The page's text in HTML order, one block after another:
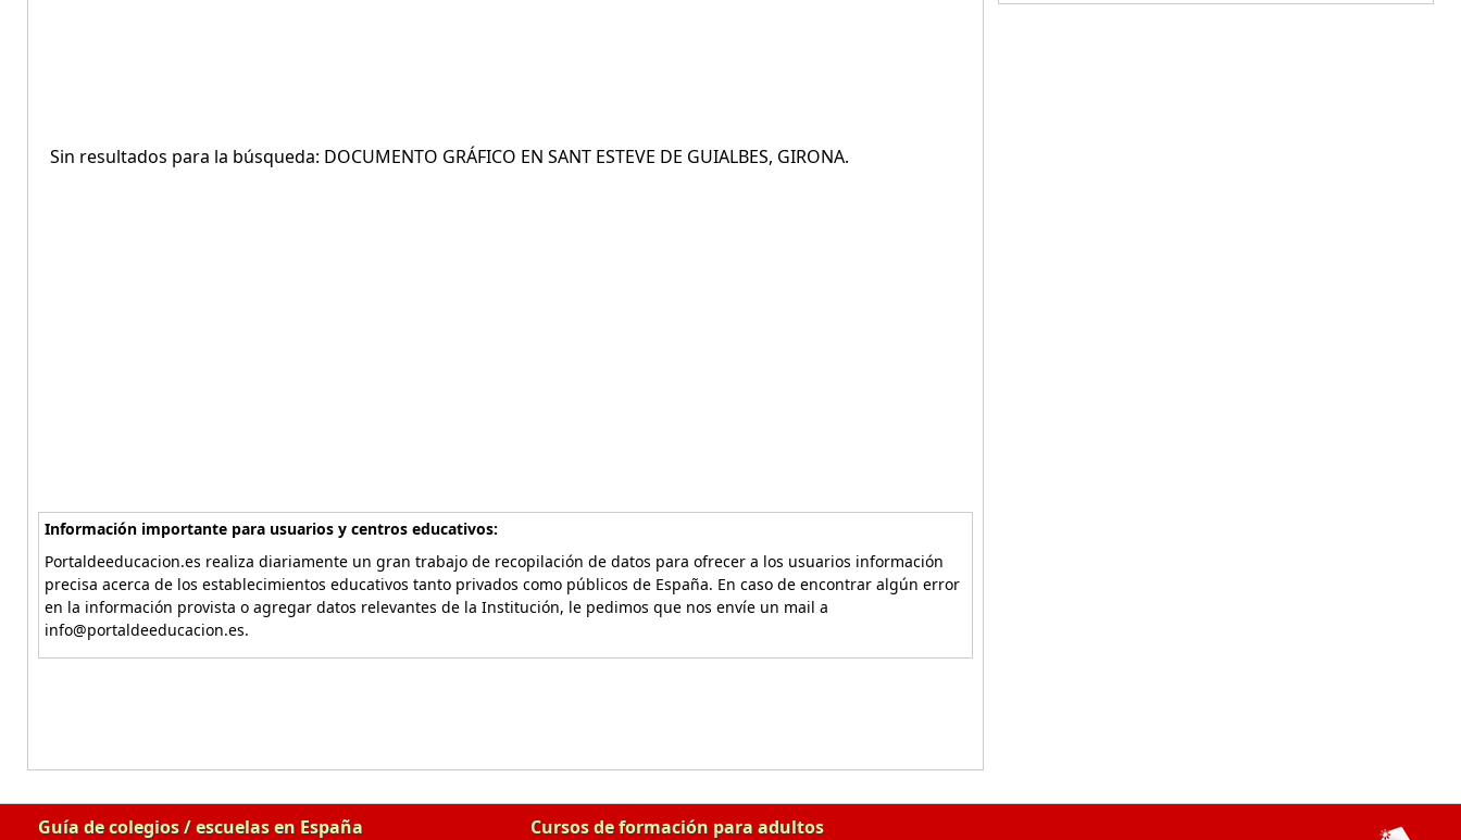
Sin resultados para la búsqueda: DOCUMENTO GRÁFICO EN SANT ESTEVE DE GUIALBES, GIRONA.
Información importante para usuarios y centros educativos:
Portaldeeducacion.es realiza diariamente un gran trabajo de recopilación de datos para ofrecer a los usuarios información
precisa acerca de los establecimientos educativos tanto privados como públicos de España. En caso de encontrar algún error
en la información provista o agregar datos relevantes de la Institución, le pedimos que nos envíe un mail a
info@portaldeeducacion.es.
Guía de colegios / escuelas en España Cursos de formación para adultos